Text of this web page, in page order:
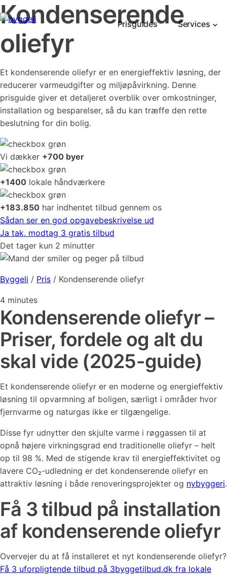
Prisguides Services
Kondenserende
oliefyr
Et kondenserende oliefyr er en energieffektiv løsning, der
reducerer varmeudgifter og miljøpåvirkning. Denne
prisguide giver et detaljeret overblik over omkostninger,
installation og besparelser, så du kan træffe den rette
beslutning for din bolig.
Vi dækker +700 byer
+1400 lokale håndværkere
+183.850 har indhentet tilbud gennem os
Sådan ser en god opgavebeskrivelse ud
Ja tak, modtag 3 gratis tilbud
Det tager kun 2 minutter
Byggeli / Pris / Kondenserende oliefyr
4 minutes
Kondenserende oliefyr –
Priser, fordele og alt du
skal vide (2025-guide)
Et kondenserende oliefyr er en moderne og energieffektiv
løsning til opvarmning af boligen, særligt i områder hvor
fjernvarme og naturgas ikke er tilgængelige.
Disse fyr udnytter den skjulte varme i røggassen til at
opnå højere virkningsgrad end traditionelle oliefyr – helt
op til 98 %. Med de stigende krav til energieffektivitet og
lavere CO₂-udledning er det kondenserende oliefyr en
attraktiv løsning i både renoveringsprojekter og nybyggeri.
Få 3 tilbud på installation
af kondenserende oliefyr
Overvejer du at få installeret et nyt kondenserende oliefyr?
Få 3 uforpligtende tilbud på 3byggetilbud.dk fra lokale